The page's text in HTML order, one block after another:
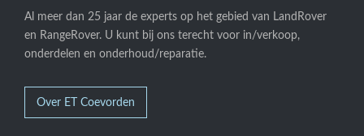
Al meer dan 25 jaar de experts op het gebied van LandRover
en RangeRover. U kunt bij ons terecht voor in/verkoop,
onderdelen en onderhoud/reparatie.
Over ET Coevorden